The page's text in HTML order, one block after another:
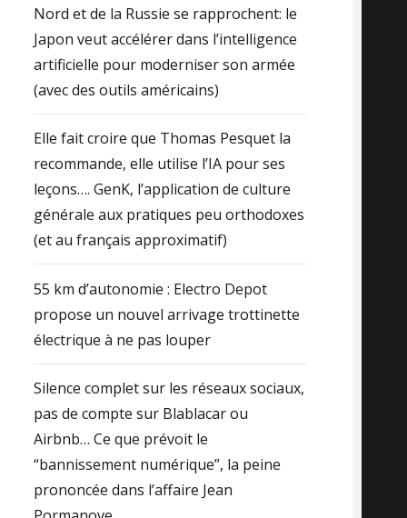
Nord et de la Russie se rapprochent: le
Japon veut accélérer dans l’intelligence
artificielle pour moderniser son armée
(avec des outils américains)
Elle fait croire que Thomas Pesquet la
recommande, elle utilise l’IA pour ses
leçons…. GenK, l’application de culture
générale aux pratiques peu orthodoxes
(et au français approximatif)
55 km d’autonomie : Electro Depot
propose un nouvel arrivage trottinette
électrique à ne pas louper
Silence complet sur les réseaux sociaux,
pas de compte sur Blablacar ou
Airbnb… Ce que prévoit le
“bannissement numérique”, la peine
prononcée dans l’affaire Jean